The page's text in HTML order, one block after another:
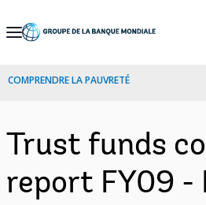
Skip
Navigation
COMPRENDRE LA PAUVRETÉ
Trust funds
report FY09 -